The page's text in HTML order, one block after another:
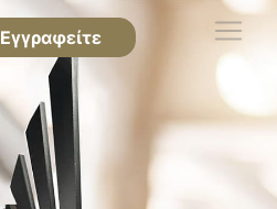
Εγγραφείτε